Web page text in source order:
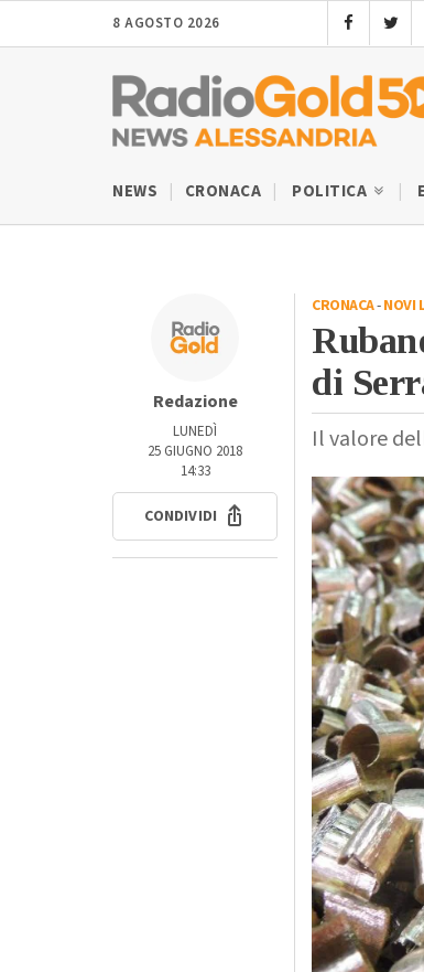
8 AGOSTO 2026
NEWS CRONACA POLITICA
Redazione
LUNEDÌ
25 GIUGNO 2018
14:33
CONDIVIDI
CRONACA-NOVI
di
Il valore